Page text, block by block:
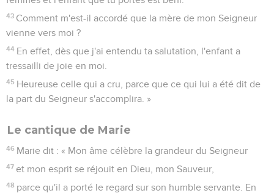
43 Comment m'est-il accordé que la mère de mon Seigneur
vienne vers moi ?
44 En effet, dès que j'ai entendu ta salutation, l'enfant a
tressailli de joie en moi.
45 Heureuse celle qui a cru, parce que ce qui lui a été dit de
la part du Seigneur s'accomplira. »
Le cantique de Marie
46 Marie dit : « Mon âme célèbre la grandeur du Seigneur
47 et mon esprit se réjouit en Dieu, mon Sauveur,
48 parce qu'il a porté le regard sur son humble servante. En